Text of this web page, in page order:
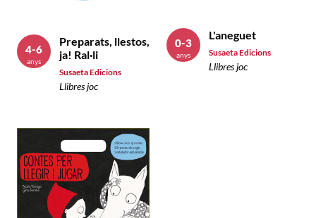
Preparats, llestos,
ja! Ral·li
Susaeta Edicions
Llibres joc
4-6
anys
L'aneguet
Susaeta Edicions
Llibres joc
0-3
anys